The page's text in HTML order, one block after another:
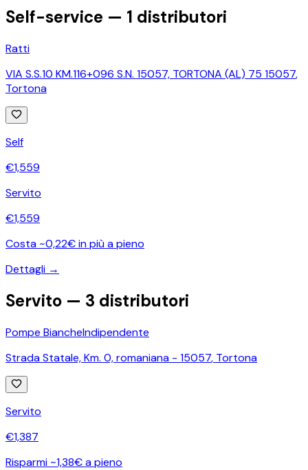
Self-service — 1 distributori
Ratti
VIA S.S.10 KM.116+096 S.N. 15057, TORTONA (AL) 75 15057,
Tortona
Self
€1,559
Servito
€1,559
Costa ~0,22€ in più a pieno
Dettagli →
Servito — 3 distributori
Pompe BiancheIndipendente
Strada Statale, Km. 0, romaniana - 15057, Tortona
Servito
€1,387
Risparmi ~1,38€ a pieno